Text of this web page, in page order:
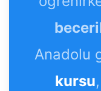
Anadolu
kursu